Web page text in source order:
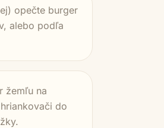
opečte burger
alebo podľa
žemľu na
do